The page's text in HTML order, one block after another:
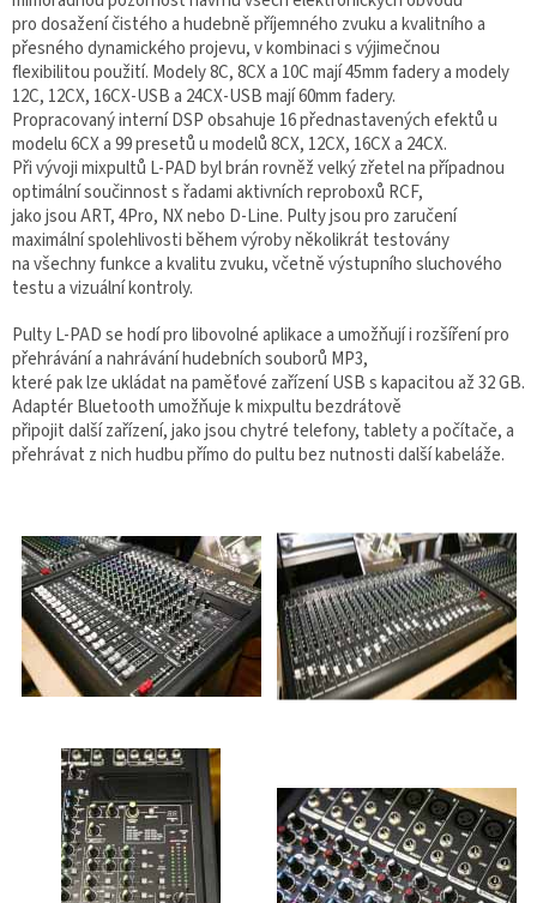
pro dosažení čistého a hudebně příjemného zvuku a kvalitního a
přesného dynamického projevu, v kombinaci s výjimečnou
flexibilitou použití. Modely 8C, 8CX a 10C mají 45mm fadery a modely
12C, 12CX, 16CX-USB a 24CX-USB mají 60mm fadery.
Propracovaný interní DSP obsahuje 16 přednastavených efektů u
modelu 6CX a 99 presetů u modelů 8CX, 12CX, 16CX a 24CX.
Při vývoji mixpultů L-PAD byl brán rovněž velký zřetel na případnou
optimální součinnost s řadami aktivních reproboxů RCF,
jako jsou ART, 4Pro, NX nebo D-Line. Pulty jsou pro zaručení
maximální spolehlivosti během výroby několikrát testovány
na všechny funkce a kvalitu zvuku, včetně výstupního sluchového
testu a vizuální kontroly.
Pulty L-PAD se hodí pro libovolné aplikace a umožňují i rozšíření pro
přehrávání a nahrávání hudebních souborů MP3,
které pak lze ukládat na paměťové zařízení USB s kapacitou až 32 GB.
Adaptér Bluetooth umožňuje k mixpultu bezdrátově
připojit další zařízení, jako jsou chytré telefony, tablety a počítače, a
přehrávat z nich hudbu přímo do pultu bez nutnosti další kabeláže.